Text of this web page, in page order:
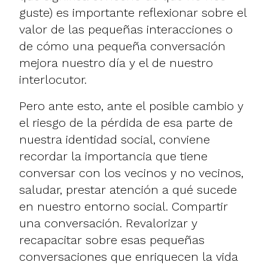
guste) es importante reflexionar sobre el
valor de las pequeñas interacciones o
de cómo una pequeña conversación
mejora nuestro día y el de nuestro
interlocutor.
Pero ante esto, ante el posible cambio y
el riesgo de la pérdida de esa parte de
nuestra identidad social, conviene
recordar la importancia que tiene
conversar con los vecinos y no vecinos,
saludar, prestar atención a qué sucede
en nuestro entorno social. Compartir
una conversación. Revalorizar y
recapacitar sobre esas pequeñas
conversaciones que enriquecen la vida